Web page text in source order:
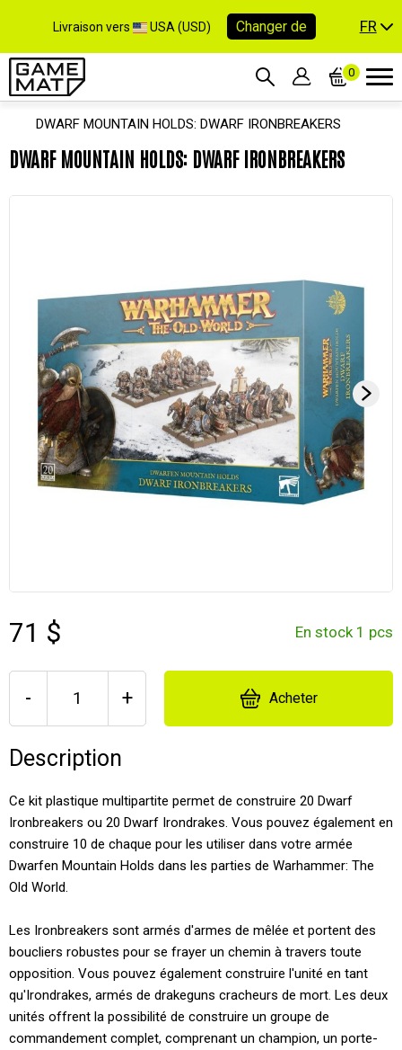
Livraison vers USA (USD) Changer de FR
0
DWARF MOUNTAIN HOLDS: DWARF IRONBREAKERS
DWARF MOUNTAIN HOLDS: DWARF IRONBREAKERS
71 $ En stock 1 pcs
- + Acheter
Description
Ce kit plastique multipartite permet de construire 20 Dwarf
Ironbreakers ou 20 Dwarf Irondrakes. Vous pouvez également en
construire 10 de chaque pour les utiliser dans votre armée
Dwarfen Mountain Holds dans les parties de Warhammer: The
Old World.
Les Ironbreakers sont armés d'armes de mêlée et portent des
boucliers robustes pour se frayer un chemin à travers toute
opposition. Vous pouvez également construire l'unité en tant
qu'Irondrakes, armés de drakeguns cracheurs de mort. Les deux
unités offrent la possibilité de construire un groupe de
commandement complet, comprenant un champion, un porte-